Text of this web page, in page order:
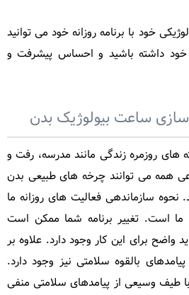
خود با برنامه روزانه خود می توانید
خود داشته باشید و احساس پیشرفت و
ساعت بیولوژیک بدن
روزمره زندگی مانند مدرسه، رفت و
همه می توانند چرخه های طبیعی بدن
سازماندهی فعالیت های روزانه ما
ما است. تغییر برنامه شما ممکن است
واضح برای این کار وجود دارد. علاوه بر
بالقوه سلامتی نیز وجود دارد.
طیف وسیعی از پیامدهای سلامتی منفی